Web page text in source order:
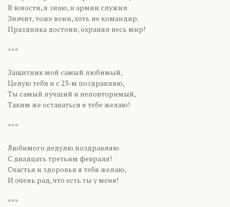
В юности, я знаю, в армии служил.
Значит, тоже воин, хоть не командир.
Праздника достоин, охранял весь мир!
***
Защитник мой самый любимый,
Целую тебя и с 23-м поздравляю,
Ты самый лучший и неповторимый,
Таким же оставаться я тебе желаю!
***
Любимого дедулю поздравляю
С двадцать третьим февраля!
Счастья и здоровья я тебя желаю,
И очень рад, что есть ты у меня!
***